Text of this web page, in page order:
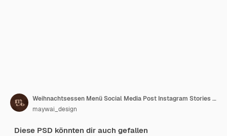
Weihnachtsessen Menü Social Media Post Instagram Stories Vorlage
maywai_design
Diese PSD könnten dir auch gefallen